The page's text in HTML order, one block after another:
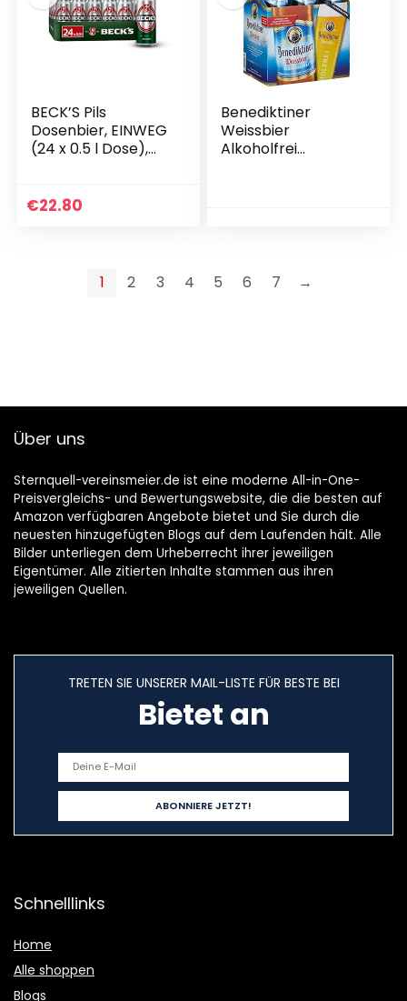
BECK’S Pils
Dosenbier, EINWEG
(24 x 0.5 l Dose),
€22.80
Benediktiner
Weissbier
Alkoholfrei
1 2 3 4 5 6 7 →
Über uns
Sternquell-vereinsmeier.de ist eine moderne All-in-One-
Preisvergleichs- und Bewertungswebsite, die die besten auf
Amazon verfügbaren Angebote bietet und Sie durch die
neuesten hinzugefügten Blogs auf dem Laufenden hält. Alle
Bilder unterliegen dem Urheberrecht ihrer jeweiligen
Eigentümer. Alle zitierten Inhalte stammen aus ihren
jeweiligen Quellen.
TRETEN SIE UNSERER MAIL-LISTE FÜR BESTE BEI
Bietet an
Schnelllinks
Home
Alle shoppen
Blogs